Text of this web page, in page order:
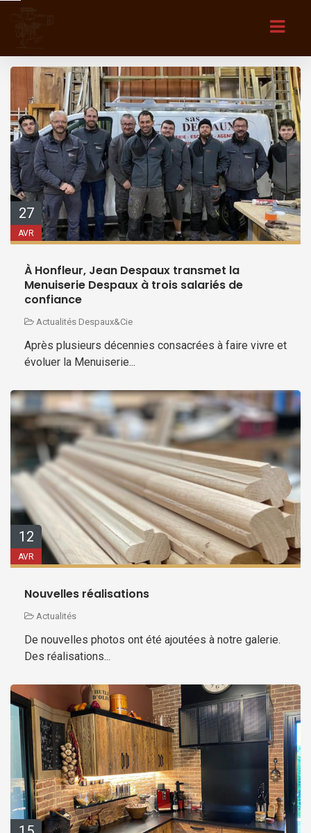
27
AVR
À Honfleur, Jean Despaux transmet la
Menuiserie Despaux à trois salariés de
confiance
Actualités Despaux&Cie
Après plusieurs décennies consacrées à faire vivre et
évoluer la Menuiserie...
12
AVR
Nouvelles réalisations
Actualités
De nouvelles photos ont été ajoutées à notre galerie.
Des réalisations...